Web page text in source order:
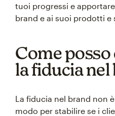
tuoi progressi e
brand e ai suoi prodotti e
Come
la fiducia nel
La fiducia nel brand non
modo per stabilire se i